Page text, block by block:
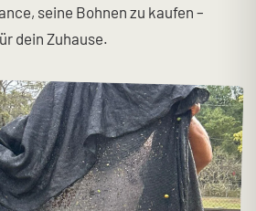
seine Bohnen zu kaufen –
dein Zuhause.